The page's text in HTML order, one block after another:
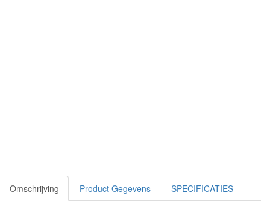
Omschrijving Product Gegevens SPECIFICATIES